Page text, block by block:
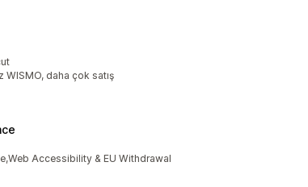
daha çok satış
Accessibility & EU Withdrawal